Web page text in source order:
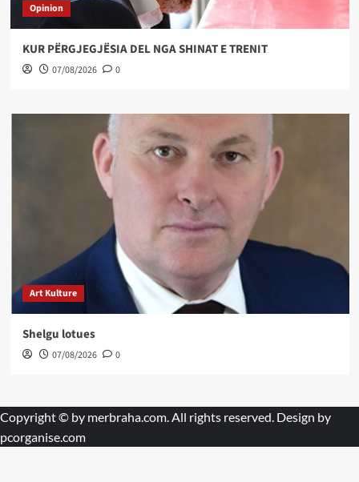
Opinion
KUR PËRGJEGJËSIA DEL NGA SHINAT E TRENIT
07/08/2026 0
Art Kulture
Shelgu lotues
07/08/2026 0
Copyright © by merbraha.com. All rights reserved. Design by
pcorganise.com